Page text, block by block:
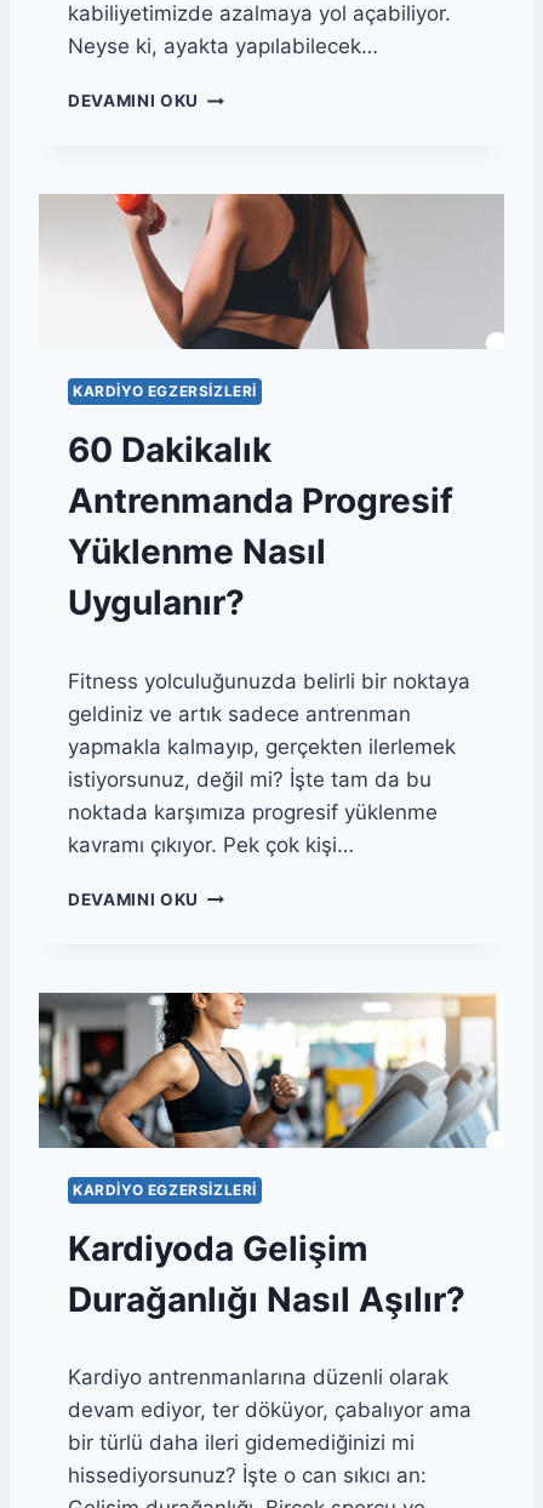
kabiliyetimizde azalmaya yol açabiliyor.
Neyse ki, ayakta yapılabilecek…
DEVAMINI OKU A
T
A
Y
A
P
I
L
A
B
L
C
K
0
K
I
A
L
I
E
R
U
T
I
I
KARDIYO EGZERSIZLERI
60 Dakikalık
Antrenmanda Progresif
Yüklenme Nasıl
Uygulanır?
Fitness yolculuğunuzda belirli bir noktaya
geldiniz ve artık sadece antrenman
yapmakla kalmayıp, gerçekten ilerlemek
istiyorsunuz, değil mi? İşte tam da bu
noktada karşımıza progresif yüklenme
kavramı çıkıyor. Pek çok kişi…
DEVAMINI OKU
K
I
K
A
K
A
N
R
N
N
D
P
R
KARDIYO EGZERSIZLERI
Kardiyoda Gelişim
Durağanlığı Nasıl Aşılır?
Kardiyo antrenmanlarına düzenli olarak
devam ediyor, ter döküyor, çabalıyor ama
bir türlü daha ileri gidemediğinizi mi
hissediyorsunuz? İşte o can sıkıcı an: